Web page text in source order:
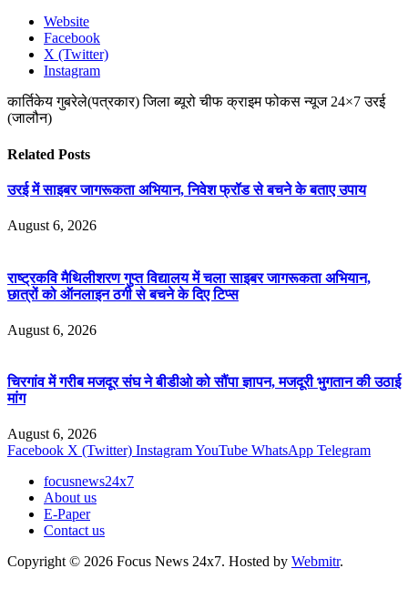
Website
Facebook
X (Twitter)
Instagram
कार्तिकेय गुबरेले(पत्रकार) जिला ब्यूरो चीफ क्राइम फोकस न्यूज 24×7 उरई
(जालौन)
Related Posts
उरई में साइबर जागरूकता अभियान, निवेश फ्रॉड से बचने के बताए उपाय
August 6, 2026
राष्ट्रकवि मैथिलीशरण गुप्त विद्यालय में चला साइबर जागरूकता अभियान,
छात्रों को ऑनलाइन ठगी से बचने के दिए टिप्स
August 6, 2026
चिरगांव में गरीब मजदूर संघ ने बीडीओ को सौंपा ज्ञापन, मजदूरी भुगतान की उठाई
मांग
August 6, 2026
Facebook X (Twitter) InstagramYouTube WhatsApp Telegram
focusnews24x7
About us
E-Paper
Contact us
Copyright © 2026 Focus News 24x7. Hosted by Webmitr.